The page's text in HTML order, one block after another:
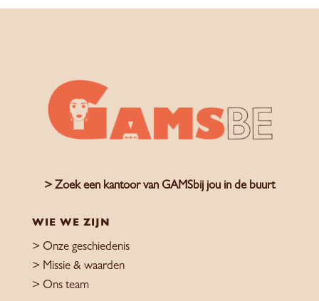
> Zoek een kantoor van GAMSbij jou in de buurt
WIE WE ZIJN
> Onze geschiedenis
> Missie & waarden
> Ons team